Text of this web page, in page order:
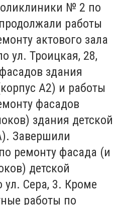
№ 2 по
работы
актового зала
ул. Троицкая, 28,
здания
А2) и работы
фасадов
здания детской
Завершили
ремонту фасада (и
детской
Сера, 3. Кроме
работы по